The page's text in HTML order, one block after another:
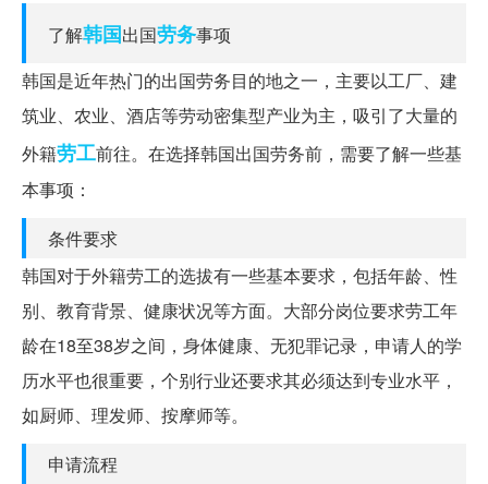
了解韩国出国劳务事项
韩国是近年热门的出国劳务目的地之一，主要以工厂、建
筑业、农业、酒店等劳动密集型产业为主，吸引了大量的
外籍劳工前往。在选择韩国出国劳务前，需要了解一些基
本事项：
条件要求
韩国对于外籍劳工的选拔有一些基本要求，包括年龄、性
别、教育背景、健康状况等方面。大部分岗位要求劳工年
龄在18至38岁之间，身体健康、无犯罪记录，申请人的学
历水平也很重要，个别行业还要求其必须达到专业水平，
如厨师、理发师、按摩师等。
申请流程